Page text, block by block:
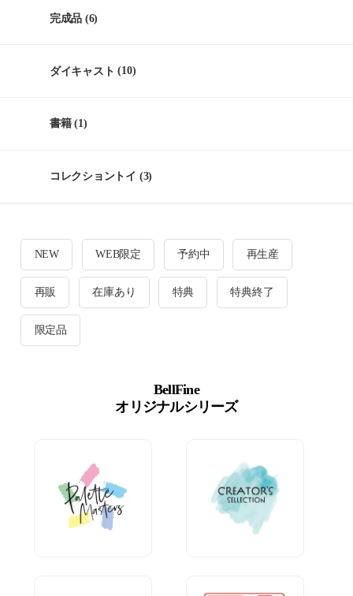
完成品 (6)
ダイキャスト (10)
書籍(1)
コレクショントイ (3)
NEW WEB限定 予約中 再生産
再販 在庫あり 特典 特典終了
限定品
BellFine
オリジナルシリーズ